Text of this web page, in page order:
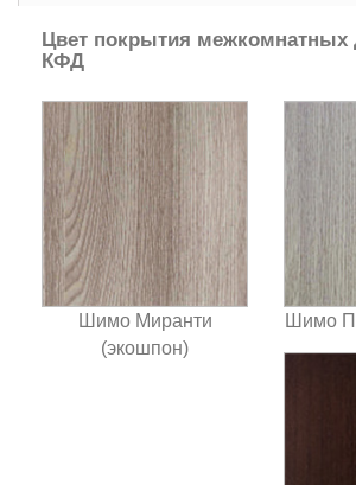
Цвет покрытия межкомнатных
КФД
Шимо Миранти
(экошпон)
Шимо